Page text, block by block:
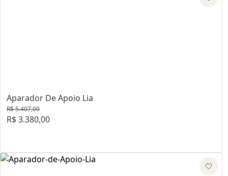
Aparador De Apoio Lia
R$ 5.407,00
R$ 3.380,00